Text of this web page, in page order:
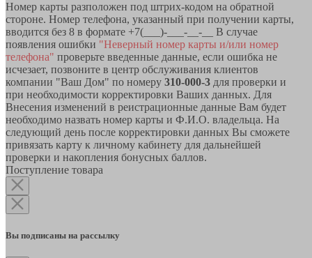
Номер карты разположен под штрих-кодом на обратной
стороне. Номер телефона, указанный при получении карты,
вводится без 8 в формате +7(___)-___-__-__ В случае
появления ошибки "Неверный номер карты и/или номер
телефона" проверьте введенные данные, если ошибка не
исчезает, позвоните в центр обслуживания клиентов
компании "Ваш Дом" по номеру 310-000-3 для проверки и
при необходимости корректировки Ваших данных. Для
Внесения изменений в реистрационные данные Вам будет
необходимо назвать номер карты и Ф.И.О. владельца. На
следующий день после корректировки данных Вы сможете
привязать карту к личному кабинету для дальнейшей
проверки и накопления бонусных баллов.
Поступление товара
Вы подписаны на рассылку